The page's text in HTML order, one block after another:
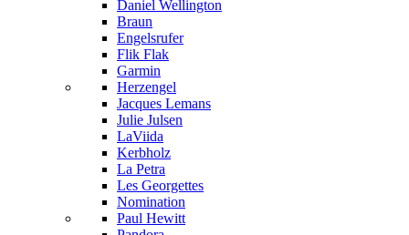
Daniel Wellington
Braun
Engelsrufer
Flik Flak
Garmin
Herzengel
Jacques Lemans
Julie Julsen
LaViida
Kerbholz
La Petra
Les Georgettes
Nomination
Paul Hewitt